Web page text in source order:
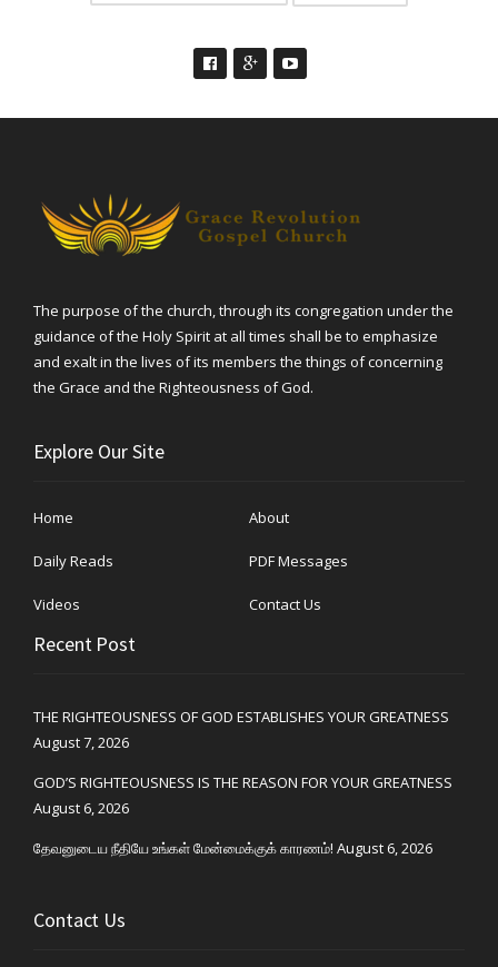
The purpose of the church, through its congregation under the
guidance of the Holy Spirit at all times shall be to emphasize
and exalt in the lives of its members the things of concerning
the Grace and the Righteousness of God.
Explore Our Site
Home About
Daily Reads PDF Messages
Videos Contact Us
Recent Post
THE RIGHTEOUSNESS OF GOD ESTABLISHES YOUR GREATNESS
August 7, 2026
GOD’S RIGHTEOUSNESS IS THE REASON FOR YOUR GREATNESS
August 6, 2026
தேவனுடைய நீதியே உங்கள் மேன்மைக்குக் காரணம்! August 6, 2026
Contact Us